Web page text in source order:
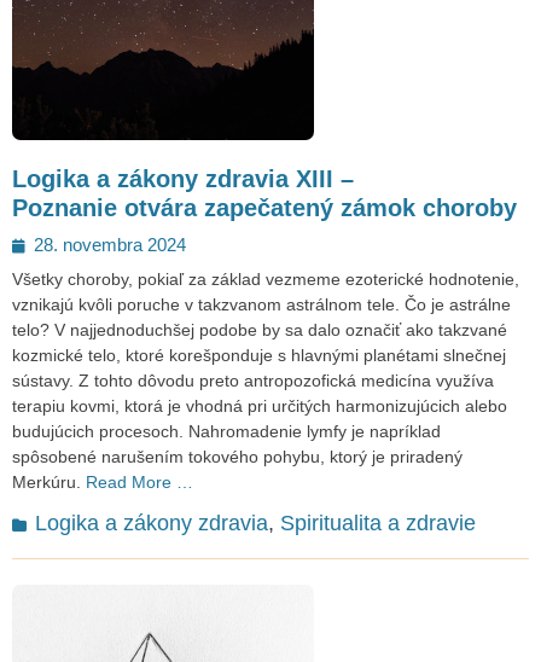
Logika a zákony zdravia XIII –
Poznanie otvára zapečatený zámok choroby
Posted
on
28. novembra 2024
Všetky choroby, pokiaľ za základ vezmeme ezoterické hodnotenie,
vznikajú kvôli poruche v takzvanom astrálnom tele. Čo je astrálne
telo? V najjednoduchšej podobe by sa dalo označiť ako takzvané
kozmické telo, ktoré korešponduje s hlavnými planétami slnečnej
sústavy. Z tohto dôvodu preto antropozofická medicína využíva
terapiu kovmi, ktorá je vhodná pri určitých harmonizujúcich alebo
budujúcich procesoch. Nahromadenie lymfy je napríklad
spôsobené narušením tokového pohybu, ktorý je priradený
Merkúru. Read More …
Categories
Logika a zákony zdravia, Spiritualita a zdravie